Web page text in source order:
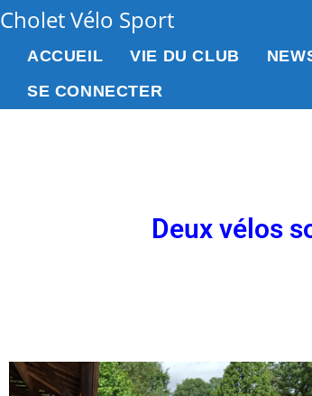
Cholet Vélo Sport
ACCUEIL VIE DU CLUB
SE CONNECTER
Deux vélos